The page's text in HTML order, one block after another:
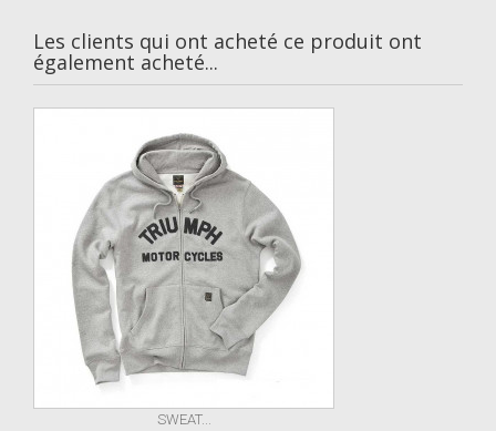
Les clients qui ont acheté ce produit ont
également acheté...
SWEAT...